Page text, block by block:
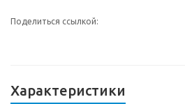
Поделиться ссылкой:
Характеристики